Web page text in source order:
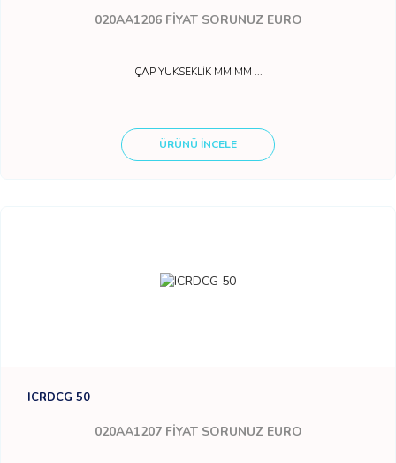
020AA1206 FİYAT SORUNUZ EURO
ÇAP YÜKSEKLİK MM MM ...
ÜRÜNÜ İNCELE
ICRDCG 50
020AA1207 FİYAT SORUNUZ EURO